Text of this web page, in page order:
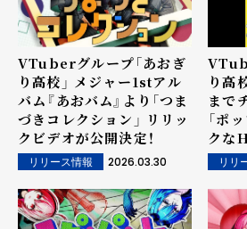
VTuberグループ「あおぎ
り高校」 メジャー1stアル
バム『あおバム』より「つま
づきコレクション」 リリッ
クビデオが公開決定！
リリース情報 2026.03.30
り高
まで
「ポ
クな
トイ
4月5
定！
リリ